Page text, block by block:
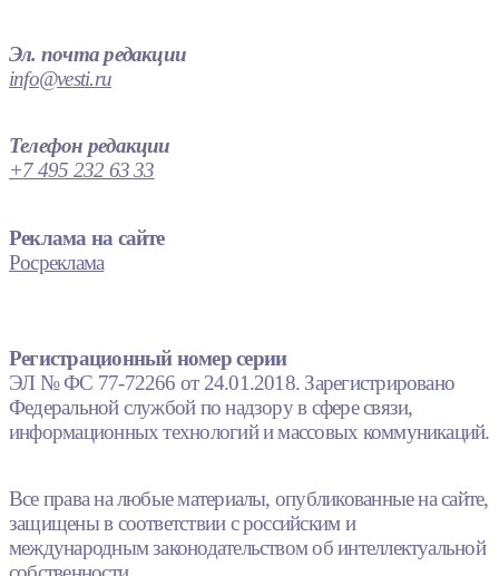
Эл. почта редакции
info@vesti.ru
Телефон редакции
+7 495 232 63 33
Реклама на сайте
Росреклама
Регистрационный номер серии
ЭЛ № ФС 77-72266 от 24.01.2018. Зарегистрировано
Федеральной службой по надзору в сфере связи,
информационных технологий и массовых коммуникаций.
Все права на любые материалы, опубликованные на сайте,
защищены в соответствии с российским и
международным законодательством об интеллектуальной